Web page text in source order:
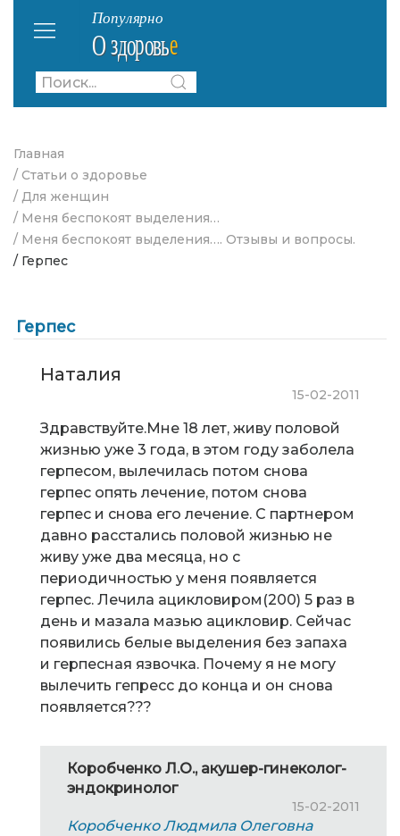
Главная
/ Статьи о здоровье
/ Для женщин
/ Меня беспокоят выделения…
/ Меня беспокоят выделения…. Отзывы и вопросы.
/ Герпес
Герпес
Наталия
15-02-2011
Здравствуйте.Мне 18 лет, живу половой
жизнью уже 3 года, в этом году заболела
герпесом, вылечилась потом снова
герпес опять лечение, потом снова
герпес и снова его лечение. С партнером
давно расстались половой жизнью не
живу уже два месяца, но с
периодичностью у меня появляется
герпес. Лечила ацикловиром(200) 5 раз в
день и мазала мазью ацикловир. Сейчас
появились белые выделения без запаха
и герпесная язвочка. Почему я не могу
вылечить гепресс до конца и он снова
появляется???
Коробченко Л.О., акушер-гинеколог-
эндокринолог
15-02-2011
Коробченко Людмила Олеговна